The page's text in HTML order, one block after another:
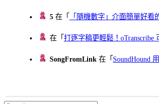
5 在「 「隨機數字」介面簡單好
在「打逐字稿更輕鬆！
SongFromLink 在「 SoundHound